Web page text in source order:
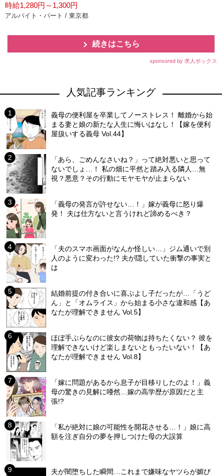
時給1,280円～1,300円
アルバイト・パート / 東京都
続きはこちら
sponsored by 求人ボックス
人気記事ランキング
義母の便利屋を卒業してノーストレス！ 離婚から始
まる妻と娘の新たな人生に悔いはなし！【嫁を便利
屋扱いする義母 Vol.44】
「あら、ごめんなさいね？」って絶対悪いと思って
ないでしょ…！ 私の畑に平然と踏み入る隣人…無
視？悪意？その行動にモヤモヤが止まらない
「義母の発言が許せない…！」嫁が義母に怒り爆
発！ 夫は仕方ないと言うけれど諦めるべき？
「夫のスマホ画面がなんか怪しい…」ジム通いで別
人のように変わった!? 夫が隠していた衝撃の事実と
は
結婚前提の付き合いに喜ぶよし子だったが…「うど
ん」と「オムライス」から始まる小さな違和感【あ
なたが理解できません Vol.5】
ほぼ手ぶらなのに彼女の荷物は持ちたくない？ 彼を
理解できないけど楽しまないともったいない！【あ
なたが理解できません Vol.8】
「嫁に問題があるから息子が目移りしたのよ！」義
母の驚きの見解に唖然…嫁の高学歴が原因だと主
張!?
「私が絶対に娘の可能性を開花させる…！」娘に高
額を注ぎ自分の夢を押しつけた母の大誤算
夫が闇堕ちした瞬間…これまで嫌味なヤツらが媚び